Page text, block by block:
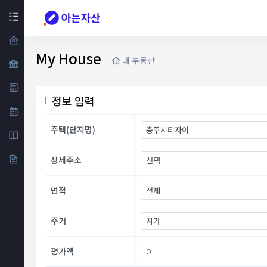
My House 내 부동산
정보 입력
주택(단지명)
상세주소
면적
주거
평가액